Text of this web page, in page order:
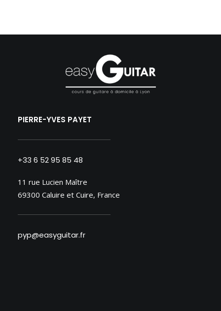
PIERRE-YVES PAYET
+33 6 52 95 85 48
11 rue Lucien Maître
69300 Caluire et Cuire, France
pyp@easyguitar.fr